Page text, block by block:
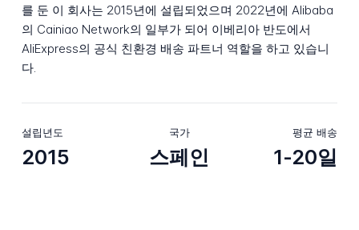
를 둔 이 회사는 2015년에 설립되었으며 2022년에 Alibaba
의 Cainiao Network의 일부가 되어 이베리아 반도에서
AliExpress의 공식 친환경 배송 파트너 역할을 하고 있습니
다.
설립년도
2015
국가
스페인
평균 배송
1-20일